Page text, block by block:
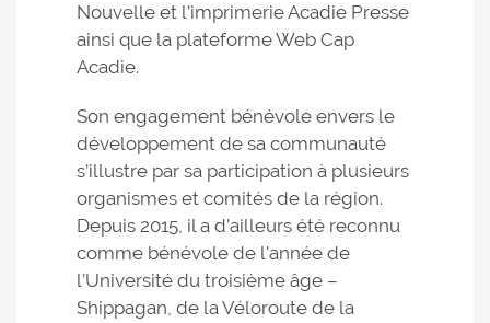
Nouvelle et l’imprimerie Acadie Presse
ainsi que la plateforme Web Cap
Acadie.
Son engagement bénévole envers le
développement de sa communauté
s’illustre par sa participation à plusieurs
organismes et comités de la région.
Depuis 2015, il a d’ailleurs été reconnu
comme bénévole de l’année de
l’Université du troisième âge –
Shippagan, de la Véloroute de la